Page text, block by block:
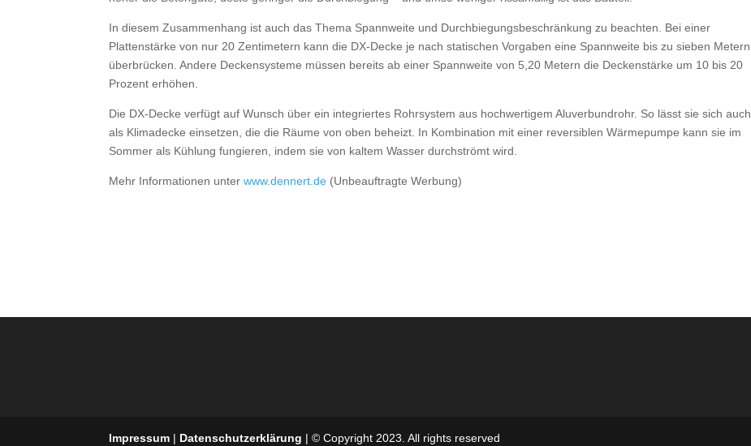
In diesem Zusammenhang ist auch das Thema Spannweite und Durchbiegungsbeschränkung zu beachten. Bei einer
Plattenstärke von nur 20 Zentimetern kann die DX-Decke je nach statischen Vorgaben eine Spannweite bis zu sieben Metern
überbrücken. Andere Deckensysteme müssen bereits ab einer Spannweite von 5,20 Metern die Deckenstärke um 10 bis 20
Prozent erhöhen.
Die DX-Decke verfügt auf Wunsch über ein integriertes Rohrsystem aus hochwertigem Aluverbundrohr. So lässt sie sich auch
als Klimadecke einsetzen, die die Räume von oben beheizt. In Kombination mit einer reversiblen Wärmepumpe kann sie im
Sommer als Kühlung fungieren, indem sie von kaltem Wasser durchströmt wird.
Mehr Informationen unterwww.dennert.de (Unbeauftragte Werbung)
Impressum | Datenschutzerklärung | © Copyright 2023. All rights reserved